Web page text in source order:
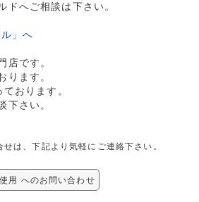
へご相談は下さい。
」へ
店です。
ります。
おります。
下さい。
は、下記より気軽にご連絡下さい。
用 へのお問い合わせ